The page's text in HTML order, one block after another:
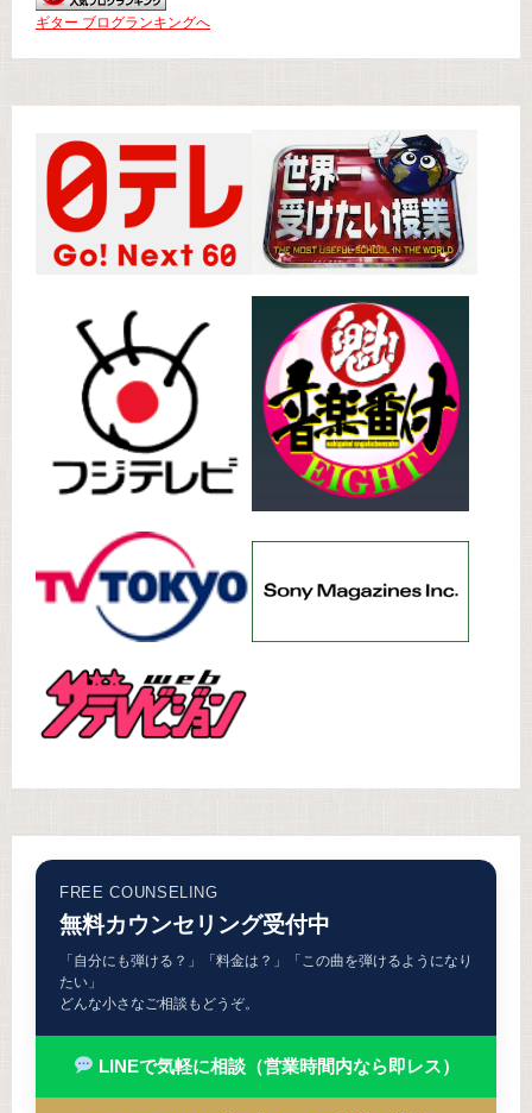
ギター ブログランキングへ
FREE COUNSELING
無料カウンセリング受付中
「自分にも弾ける？」「料金は？」「この曲を弾けるようになり
たい」
どんな小さなご相談もどうぞ。
LINEで気軽に相談（営業時間内なら即レス）